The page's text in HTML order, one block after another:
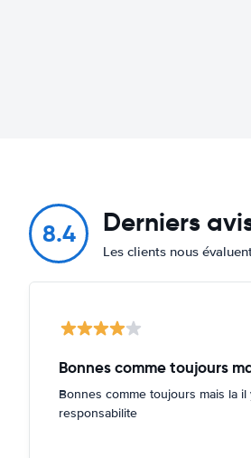
8.4 Derniers
Les clients nous
Bonnes comme toujours
Bonnes comme toujours mais la il
responsabilite